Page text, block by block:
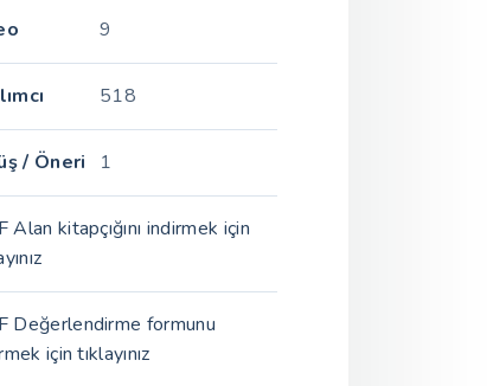
9
518
/ Öneri 1
Alan kitapçığını indirmek için
Değerlendirme formunu
için tıklayınız